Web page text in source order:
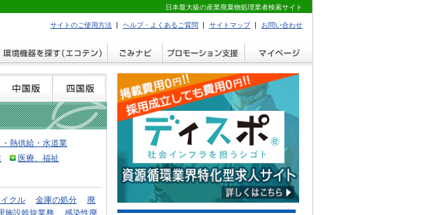
日本最大級の産業廃棄物処理業者検索サイト
サイトのご使用方法 ヘルプ・よくあるご質問 サイトマップ お問い合わせ
熱供給・水道業
医療、福祉
クル 金庫の処分
廃
施設斡旋業務
感染性廃